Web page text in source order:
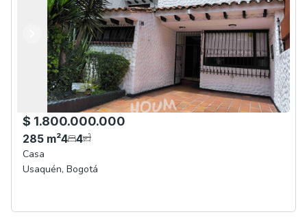
Anterior
Siguiente
$ 1.800.000.000
285 m²4 4
Casa
Usaquén, Bogotá